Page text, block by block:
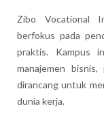
Zibo Vocational
berfokus pada
praktis. Kampus
manajemen
dirancang untuk
dunia kerja.